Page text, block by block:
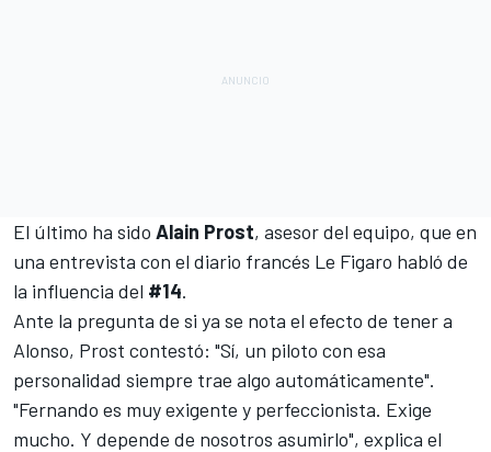
El último ha sido Alain Prost, asesor del equipo, que en
una entrevista con el diario francés Le Figaro habló de
la influencia del #14.
Ante la pregunta de si ya se nota el efecto de tener a
Alonso, Prost contestó: "Sí, un piloto con esa
personalidad siempre trae algo automáticamente".
"Fernando es muy exigente y perfeccionista. Exige
mucho. Y depende de nosotros asumirlo", explica el